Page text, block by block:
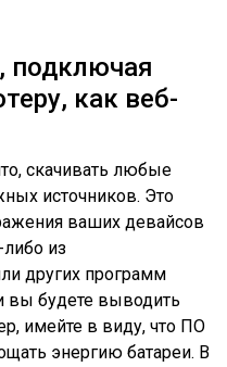
подключая
как веб-
скачивать любые
источников. Это
ваших девайсов
из
других программ
вы будете выводить
имейте в виду, что ПО
энергию батареи. В